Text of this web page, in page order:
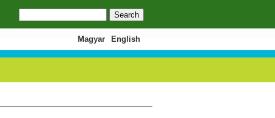
Search form
English
Magyar